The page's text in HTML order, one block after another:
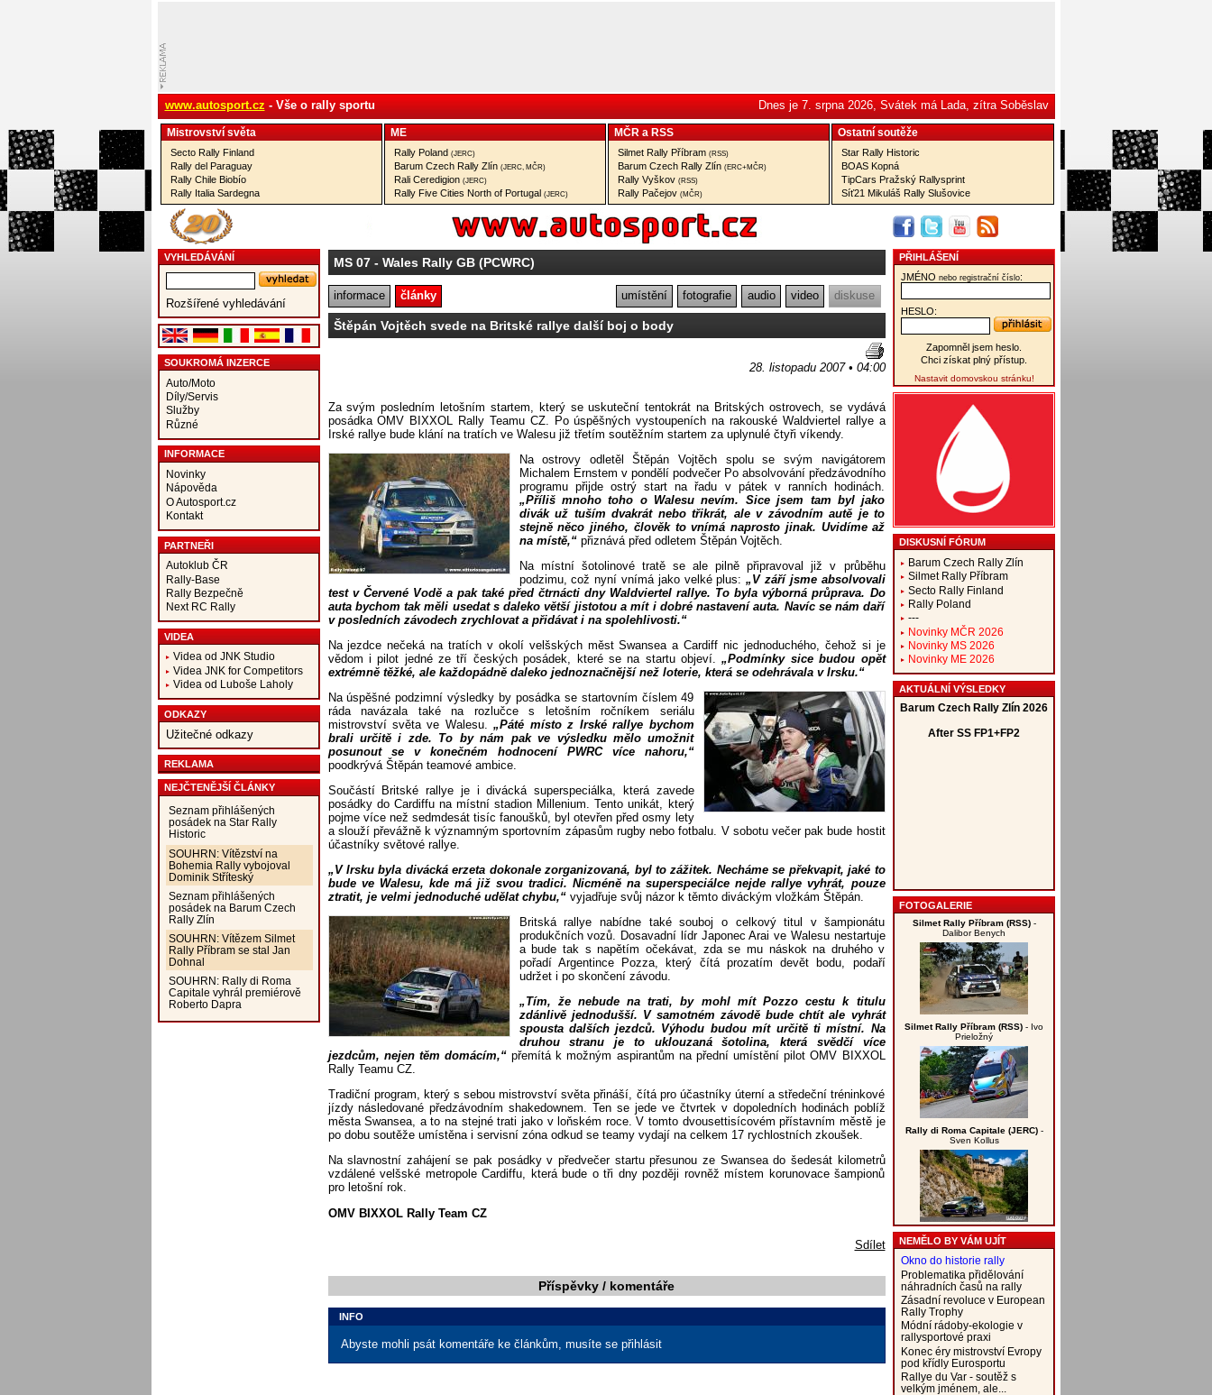
www.autosport.cz - Vše o rally sportu Dnes je 7. srpna 2026, Svátek má Lada, zítra Soběslav
Mistrovství­ světa
Secto Rally Finland
Rally del Paraguay
Rally Chile Biobío
Rally Italia Sardegna
ME
Rally Poland (JERC)
Barum Czech Rally Zlín (JERC, MČR)
Rali Ceredigion (JERC)
Rally Five Cities North of Portugal (JERC)
MČR a RSS
Silmet Rally Příbram (RSS)
Barum Czech Rally Zlín (ERC+MČR)
Rally Vyškov (RSS)
Rally Pačejov (MČR)
Ostatní­ soutěže
Star Rally Historic
BOAS Kopná
TipCars Pražský Rallysprint
Síť21 Mikuláš Rally Slušovice
VYHLEDÁVÁNÍ
Rozšířené vyhledávání
SOUKROMÁ INZERCE
Auto/Moto
Díly/Servis
Služby
Různé
INFORMACE
Novinky
Nápověda
O Autosport.cz
Kontakt
PARTNEŘI
Autoklub ČR
Rally-Base
Rally Bezpečně
Next RC Rally
VIDEA
Videa od JNK Studio
Videa JNK for Competitors
Videa od Luboše Laholy
ODKAZY
Užitečné odkazy
REKLAMA
NEJČTENĚJŠÍ ČLÁNKY
Seznam přihlášených
posádek na Star Rally
Historic
SOUHRN: Vítězství na
Bohemia Rally vybojoval
Dominik Stříteský
Seznam přihlášených
posádek na Barum Czech
Rally Zlín
SOUHRN: Vítězem Silmet
Rally Příbram se stal Jan
Dohnal
SOUHRN: Rally di Roma
Capitale vyhrál premiérově
Roberto Dapra
MS 07- Wales Rally GB (PCWRC)
informace články umístění fotografie audio video diskuse
Štěpán Vojtěch svede na Britské rallye další boj o body
28. listopadu 2007 • 04:00
Za svým posledním letošním startem, který se uskuteční tentokrát na Britských ostrovech, se vydává
posádka OMV BIXXOL Rally Teamu CZ. Po úspěšných vystoupeních na rakouské Waldviertel rallye a
Irské rallye bude klání na tratích ve Walesu již třetím soutěžním startem za uplynulé čtyři víkendy.
Na ostrovy odletěl Štěpán Vojtěch spolu se svým navigátorem
Michalem Ernstem v pondělí podvečer Po absolvování předzávodního
programu přijde ostrý start na řadu v pátek v ranních hodinách.
„Příliš mnoho toho o Walesu nevím. Sice jsem tam byl jako
divák už tuším dvakrát nebo třikrát, ale v závodním autě je to
stejně něco jiného, člověk to vnímá naprosto jinak. Uvidíme až
na místě,“přiznává před odletem Štěpán Vojtěch.
Na místní šotolinové tratě se ale pilně připravoval již v průběhu
podzimu, což nyní vnímá jako velké plus:„V září jsme absolvovali
test v Červené Vodě a pak také před čtrnácti dny Waldviertel rallye. To byla výborná průprava. Do
auta bychom tak měli usedat s daleko větší jistotou a mít i dobré nastavení auta. Navíc se nám daří
v posledních závodech zrychlovat a přidávat i na spolehlivosti.“
Na jezdce nečeká na tratích v okolí velšských měst Swansea a Cardiff nic jednoduchého, čehož si je
vědom i pilot jedné ze tří českých posádek, které se na startu objeví.„Podmínky sice budou opět
extrémně těžké, ale každopádně daleko jednoznačnější než loterie, která se odehrávala v Irsku.“
Na úspěšné podzimní výsledky by posádka se startovním číslem 49
ráda navázala také na rozlučce s letošním ročníkem seriálu
mistrovství světa ve Walesu.„Páté místo z Irské rallye bychom
brali určitě i zde. To by nám pak ve výsledku mělo umožnit
posunout se v konečném hodnocení PWRC více nahoru,“
poodkrývá Štěpán teamové ambice.
Součástí Britské rallye je i divácká superspeciálka, která zavede
posádky do Cardiffu na místní stadion Millenium. Tento unikát, který
pojme více než sedmdesát tisíc fanoušků, byl otevřen před osmy lety
a slouží převážně k významným sportovním zápasům rugby nebo fotbalu. V sobotu večer pak bude hostit
účastníky světové rallye.
„V Irsku byla divácká erzeta dokonale zorganizovaná, byl to zážitek. Necháme se překvapit, jaké to
bude ve Walesu, kde má již svou tradici. Nicméně na superspeciálce nejde rallye vyhrát, pouze
ztratit, je velmi jednoduché udělat chybu,“vyjadřuje svůj názor k těmto diváckým vložkám Štěpán.
Britská rallye nabídne také souboj o celkový titul v šampionátu
produkčních vozů. Dosavadní lídr Japonec Arai ve Walesu nestartuje
a bude tak s napětím očekávat, zda se mu náskok na druhého v
pořadí Argentince Pozza, který čítá prozatím devět bodu, podaří
udržet i po skončení závodu.
„Tím, že nebude na trati, by mohl mít Pozzo cestu k titulu
zdánlivě jednodušší. V samotném závodě bude chtít ale vyhrát
spousta dalších jezdců. Výhodu budou mít určitě ti místní. Na
druhou stranu je to uklouzaná šotolina, která svědčí více
jezdcům, nejen těm domácím,“přemítá k možným aspirantům na přední umístění pilot OMV BIXXOL
Rally Teamu CZ.
Tradiční program, který s sebou mistrovství světa přináší, čítá pro účastníky úterní a středeční tréninkové
jízdy následované předzávodním shakedownem. Ten se jede ve čtvrtek v dopoledních hodinách poblíž
města Swansea, a to na stejné trati jako v loňském roce. V tomto dvousettisícovém přístavním městě je
po dobu soutěže umístěna i servisní zóna odkud se teamy vydají na celkem 17 rychlostních zkoušek.
Na slavnostní zahájení se pak posádky v předvečer startu přesunou ze Swansea do šedesát kilometrů
vzdálené velšské metropole Cardiffu, která bude o tři dny později rovněž místem korunovace šampionů
pro letošní rok.
OMV BIXXOL Rally Team CZ
Sdílet
Příspěvky / komentáře
INFO
Abyste mohli psát komentáře ke článkům, musíte se přihlásit
PŘIHLÁŠENÍ
JMÉNO nebo registrační číslo:
HESLO:
Zapomněl jsem heslo.
Chci získat plný přístup.
Nastavit domovskou stránku!
DISKUSNÍ FÓRUM
Barum Czech Rally Zlín
Silmet Rally Příbram
Secto Rally Finland
Rally Poland
---
Novinky MČR 2026
Novinky MS 2026
Novinky ME 2026
AKTUÁLNÍ VÝSLEDKY
FOTOGALERIE
Silmet Rally Příbram (RSS)-
Dalibor Benych
Silmet Rally Příbram (RSS) - Ivo
Prieložný
Rally di Roma Capitale (JERC)-
Sven Kollus
NEMĚLO BY VÁM UJÍT
Okno do historie rally
Problematika přidělování
náhradních časů na rally
Zásadní revoluce v European
Rally Trophy
Módní rádoby-ekologie v
rallysportové praxi
Konec éry mistrovství Evropy
pod křídly Eurosportu
Rallye du Var - soutěž s
velkým jménem, ale...